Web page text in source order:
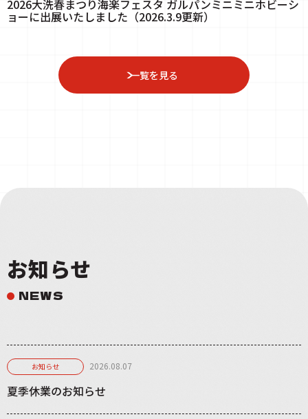
2026大洗春まつり海楽フェスタ ガルパンミニミニホビーシ
ョーに出展いたしました（2026.3.9更新）
一覧を見る
お知らせ
NEWS
お知らせ 2026.08.07
夏季休業のお知らせ